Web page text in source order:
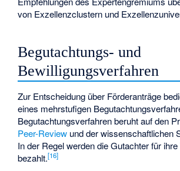
von Exzellenzclustern und
Begutachtungs- und
Bewilligungsverfahren
Zur Entscheidung über Förderanträge
eines mehrstufigen
Begutachtungsverfahren beruht auf den
Peer-Review und der wissenschaftlichen
In der Regel werden die Gutachter für
bezahlt.[16]